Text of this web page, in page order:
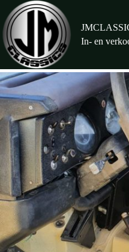
naar
de
inhoud
In- en